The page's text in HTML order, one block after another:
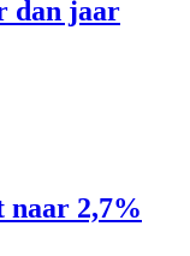
dan jaar
naar 2,7%